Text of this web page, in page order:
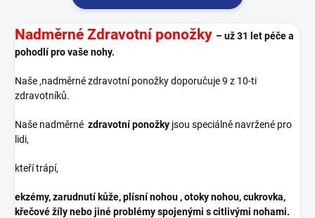
Nadměrné Zdravotní ponožky – už 31 let péče a
pohodlí pro vaše nohy.
Naše ,nadměrné zdravotní ponožky doporučuje 9 z 10-ti
zdravotníků.
Naše nadměrné zdravotní ponožky jsou speciálně navržené pro
lidi,
kteří trápí,
ekzémy, zarudnutí kůže, plísní nohou , otoky nohou, cukrovka,
křečové žíly nebo jiné problémy spojenými s citlivými nohami.